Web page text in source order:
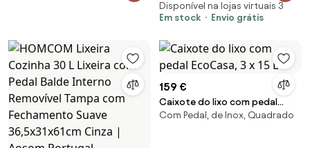
sensor de movimento,
funciona com pilhas,
Aosom Portugal
Disponível na lojas virtuais 3
Em stock
Envio grátis
159 €
Caixote do lixo com pedal
EcoCasa, 3 x 15 L
Com Pedal, de Inox, Quadrado